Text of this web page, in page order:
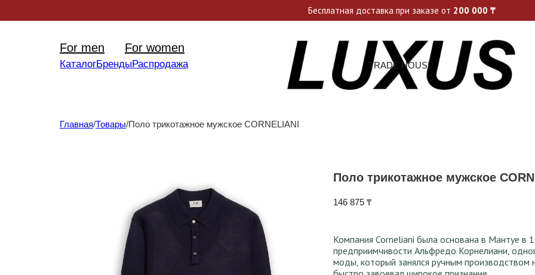
Уникальные акции и спецпредложения каждую неделю, не пропусти
For men For women
КаталогБрендыРаспродажа TRADE HOUSE
Главная/Товары/Поло трикотажное мужское CORNELIANI
Поло трикотажное мужское
146 875 ₸
Компания Corneliani была основана в Мантуе в
предприимчивости Альфредо Корнелиани,
моды, который занялся ручным
Бесплатная доставка при заказе от 200 000 ₸